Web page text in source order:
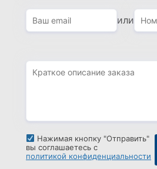
или
Нажимая кнопку "Отправить"
вы соглашаетесь с
политикой конфиденциальности